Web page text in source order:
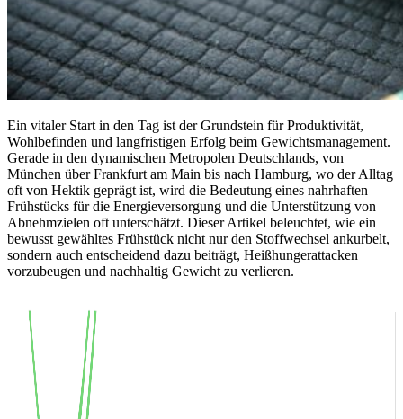
Ein vitaler Start in den Tag ist der Grundstein für Produktivität,
Wohlbefinden und langfristigen Erfolg beim Gewichtsmanagement.
Gerade in den dynamischen Metropolen Deutschlands, von
München über Frankfurt am Main bis nach Hamburg, wo der Alltag
oft von Hektik geprägt ist, wird die Bedeutung eines nahrhaften
Frühstücks für die Energieversorgung und die Unterstützung von
Abnehmzielen oft unterschätzt. Dieser Artikel beleuchtet, wie ein
bewusst gewähltes Frühstück nicht nur den Stoffwechsel ankurbelt,
sondern auch entscheidend dazu beiträgt, Heißhungerattacken
vorzubeugen und nachhaltig Gewicht zu verlieren.